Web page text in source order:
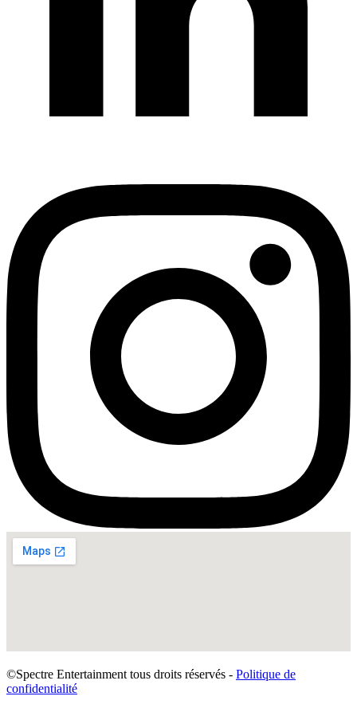
©Spectre Entertainment tous droits réservés - Politique de
confidentialité